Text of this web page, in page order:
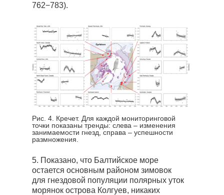
762−783).
5. Показано, что Балтийское море
остается основным районом зимовок
для гнездовой популяции полярных уток
морянок острова Колгуев, никаких
Рис. 4. Кречет. Для каждой мониторинговой
точки показаны тренды: слева – изменения
занимаемости гнезд, справа – успешности
размножения.